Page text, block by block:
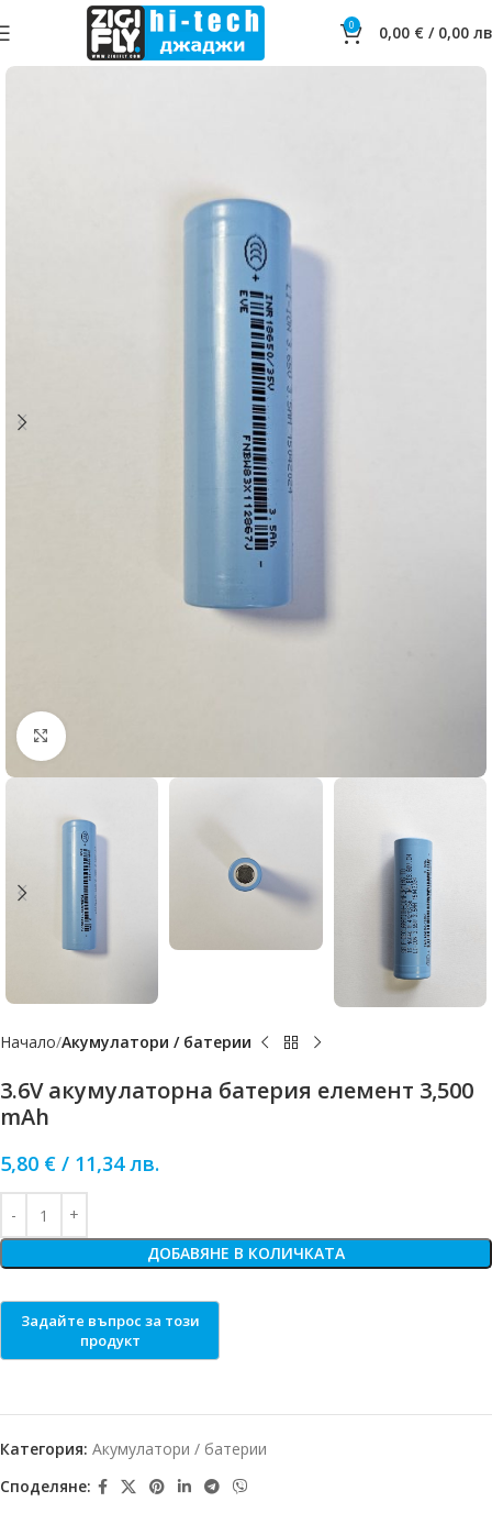
0 0,00 € / 0,00
Click to enlarge
Начало Акумулатори / батерии
3.6V акумулаторна батерия елемент 3,500
mAh
5,80 € / 11,34лв.
ДОБАВЯНЕ В КОЛИЧКАТА
Категория: Акумулатори / батерии
Споделяне: